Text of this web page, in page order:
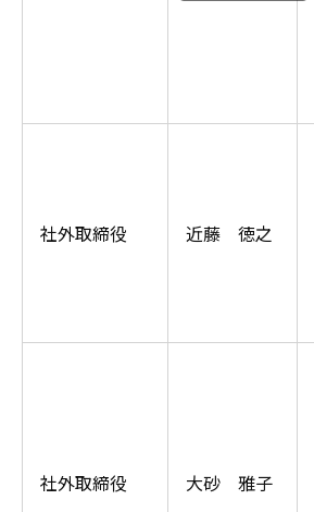
社外取締役 近藤 徳之
社外取締役 大砂 雅子